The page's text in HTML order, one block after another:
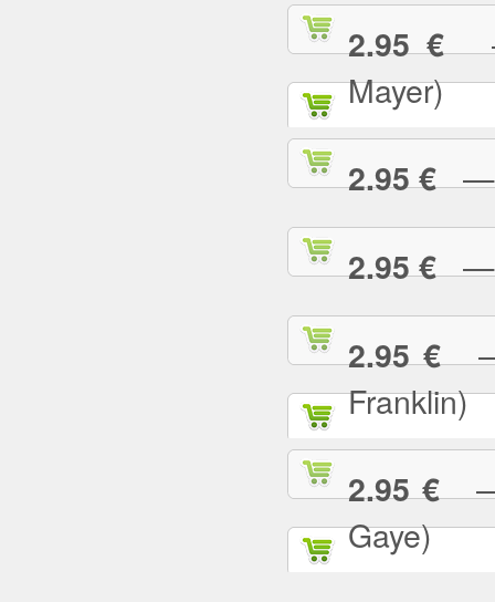
2.95 €—
Mayer)
2.95 €—
2.95 €—
2.95 €—
Franklin)
2.95 €—
Gaye)